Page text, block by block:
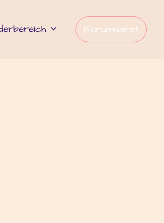
Forumsarzt